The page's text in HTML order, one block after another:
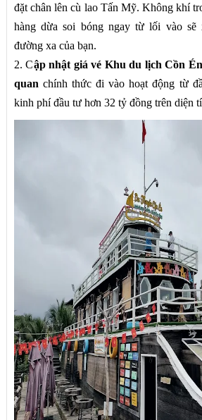
đặt chân lên cù lao Tấn Mỹ. Không khí
hàng dừa soi bóng ngay từ lối vào sẽ
đường xa của bạn.
2. Cập nhật giá vé Khu du lịch Cồn
quan chính thức đi vào hoạt động từ
kinh phí đầu tư hơn 32 tỷ đồng trên diện